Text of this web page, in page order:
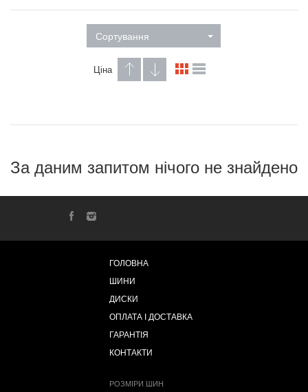
Сортування
Ціна
За даним запитом нічого не знайдено
ГОЛОВНА
ШИНИ
ДИСКИ
ОПЛАТА І ДОСТАВКА
ГАРАНТІЯ
КОНТАКТИ
РОЗМІРИ ШИН